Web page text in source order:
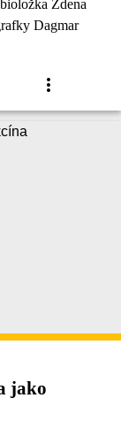
Zdena
Dagmar
jako